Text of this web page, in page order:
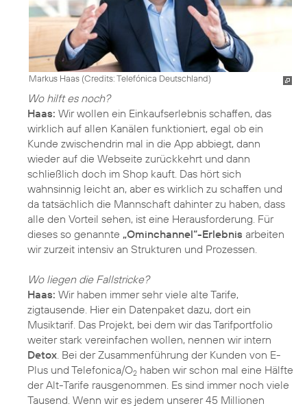
Markus Haas (Credits: Telefónica Deutschland)
Wo hilft es noch?
Haas: Wir wollen ein Einkaufserlebnis schaffen, das
wirklich auf allen Kanälen funktioniert, egal ob ein
Kunde zwischendrin mal in die App abbiegt, dann
wieder auf die Webseite zurückkehrt und dann
schließlich doch im Shop kauft. Das hört sich
wahnsinnig leicht an, aber es wirklich zu schaffen und
da tatsächlich die Mannschaft dahinter zu haben, dass
alle den Vorteil sehen, ist eine Herausforderung. Für
dieses so genannte „Ominchannel“-Erlebnis arbeiten
wir zurzeit intensiv an Strukturen und Prozessen.
Wo liegen die Fallstricke?
Haas: Wir haben immer sehr viele alte Tarife,
zigtausende. Hier ein Datenpaket dazu, dort ein
Musiktarif. Das Projekt, bei dem wir das Tarifportfolio
weiter stark vereinfachen wollen, nennen wir intern
Detox. Bei der Zusammenführung der Kunden von E-
Plus und Telefonica/O2 haben wir schon mal eine Hälfte
der Alt-Tarife rausgenommen. Es sind immer noch viele
Tausend. Wenn wir es jedem unserer 45 Millionen